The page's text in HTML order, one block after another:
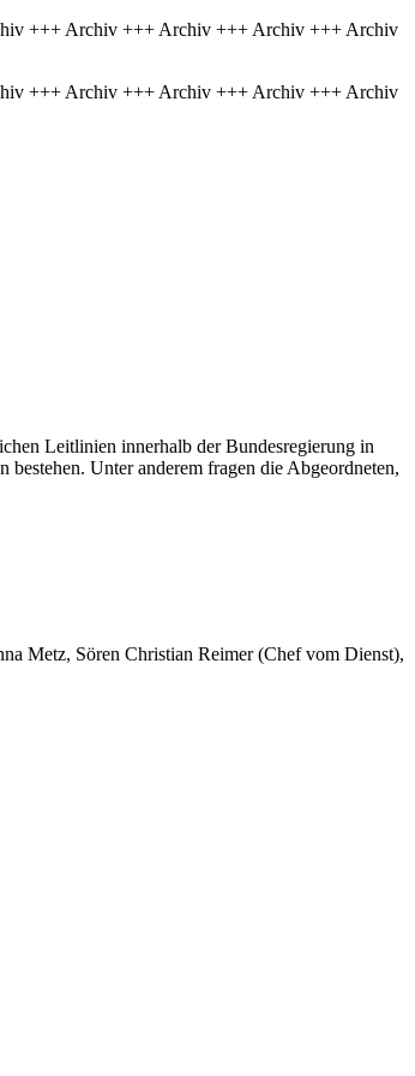
+++ Archiv +++ Archiv +++ Archiv +++ Archiv
+++ Archiv +++ Archiv +++ Archiv +++ Archiv
Leitlinien innerhalb der Bundesregierung in
Unter anderem fragen die Abgeordneten,
Metz, Sören Christian Reimer (Chef vom Dienst),